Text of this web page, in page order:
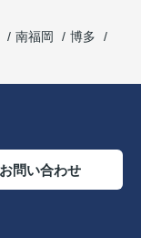
南福岡
博多
問い合わせ